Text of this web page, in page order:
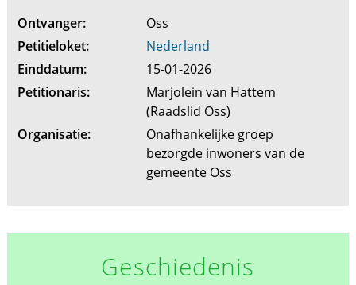
Ontvanger:
Oss
Petitieloket:
Nederland
Einddatum:
15-01-2026
Petitionaris:
Marjolein van Hattem
(Raadslid Oss)
Organisatie:
Onafhankelijke groep
bezorgde inwoners van de
gemeente Oss
Geschiedenis